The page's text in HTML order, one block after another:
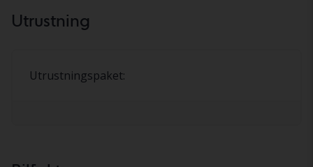
Utrustning
Utrustningspaket: